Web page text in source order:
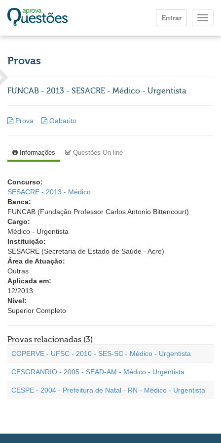
Entrar
Provas
FUNCAB - 2013 - SESACRE - Médico - Urgentista
Prova Gabarito
Informações Questões On-line
Concurso:
SESACRE - 2013 - Médico
Banca:
FUNCAB (Fundação Professor Carlos Antonio Bittencourt)
Cargo:
Médico - Urgentista
Instituição:
SESACRE (Secretaria de Estado de Saúde - Acre)
Área de Atuação:
Outras
Aplicada em:
12/2013
Nível:
Superior Completo
Provas relacionadas (3)
COPERVE - UFSC - 2010 - SES-SC - Médico - Urgentista
CESGRANRIO - 2005 - SEAD-AM - Médico - Urgentista
CESPE - 2004 - Prefeitura de Natal - RN - Médico - Urgentista